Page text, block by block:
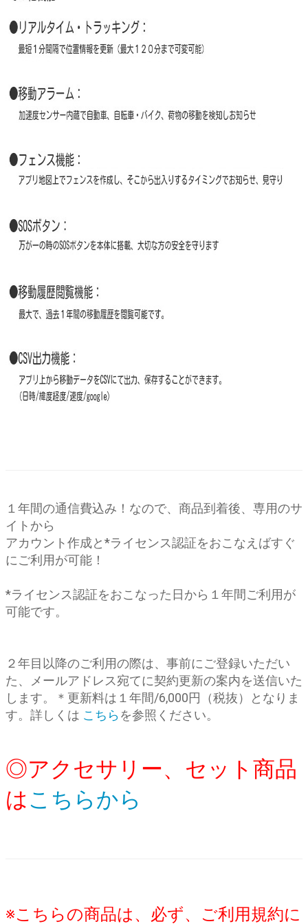
１年間の通信費込み！なので、商品到着後、専用のサ
イトから
アカウント作成と*ライセンス認証をおこなえばすぐ
にご利用が可能！
*ライセンス認証をおこなった日から１年間ご利用が
可能です。
２年目以降のご利用の際は、事前にご登録いただい
た、メールアドレス宛てに契約更新の案内を送信いた
します。＊更新料は１年間/6,000円（税抜）となりま
す。詳しくは こちらを参照ください。
◎アクセサリー、セット商品
はこちらから
※こちらの商品は、必ず、ご利用規約に